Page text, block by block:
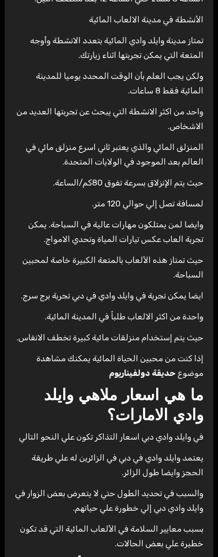
الأنشطة في مدينة الالعاب المائية
تمتاز مدينة وايلد وادي المائية بتعدد الانشطة وأوجه
المتعة التي يمكن تجربتها اثناء زيارتك.
ولكن يجب العلم بأن الوقت المحدد يوميا للمدينة
المائية فقط 8 ساعات.
واحد من اكثر الانشطة التي يبحث عن تجربتها العديد من
الاشخاص.
المنزلق المائي والذي يعتبر ثاني اسرع منزلق مائي في
العالم بعد الموجود في الولايات المتحدة.
حيث يتم الإنزلاق بسرعة تفوق 80كم/الساعة.
لمسافة تصل إلي حوالي 120 متر.
وايضا لمن يمتلكون مهارات عالية في السباحة. يمكن
تجربة العاب عكس تيارات المياة وتحدي الامواج.
حيث تمتاز هذه الألعاب بالمتعة الكبيرة خاصة لمحبين
السباحة.
ايضا يمكن تجربة في وايلد وادي في دبي تجربة برج سرج.
واحدة من اكثر الالعاب طلباً في المدينة المائية.
حيث يتم إستخدام منزلقات مائية كبيرة تخطف الانفاس.
إذا كنت من محبين الحياة المائية يمكنك مشاهدة
موضوع حديقة دولفيناريوم
ما هي اسعار ملاهي وايلد
وادي الامارات؟
في وايلد وادي دبي اسعار التذاكر تكون علي النحو التالي
يعتمد وايلد وادي في دبي في الزائرين له علي طريقة
الحجز وايضا طول الزائر.
والسبب في تحديد الطول حتي لا يتعرض بعض الزوار في
وايلد وادي دبي إلي خطورة علي حياتهم.
بسبب معايير السلامة في الألعاب المائية التي قد تكون
خطيرة علي بعض الحالات.